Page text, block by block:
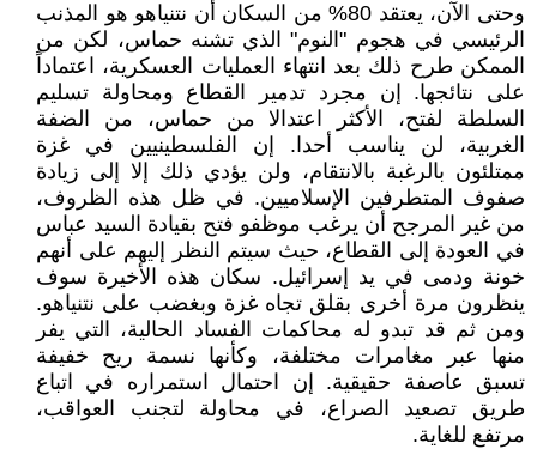
وحتى الآن، يعتقد 80% من السكان أن نتنياهو هو المذنب
الرئيسي في هجوم "النوم" الذي تشنه حماس، لكن من
الممكن طرح ذلك بعد انتهاء العمليات العسكرية، اعتماداً
على نتائجها. إن مجرد تدمير القطاع ومحاولة تسليم
السلطة لفتح، الأكثر اعتدالا من حماس، من الضفة
الغربية، لن يناسب أحدا. إن الفلسطينيين في غزة
ممتلئون بالرغبة بالانتقام، ولن يؤدي ذلك إلا إلى زيادة
صفوف المتطرفين الإسلاميين. في ظل هذه الظروف،
من غير المرجح أن يرغب موظفو فتح بقيادة السيد عباس
في العودة إلى القطاع، حيث سيتم النظر إليهم على أنهم
خونة ودمى في يد إسرائيل. سكان هذه الأخيرة سوف
ينظرون مرة أخرى بقلق تجاه غزة وبغضب على نتنياهو.
ومن ثم قد تبدو له محاكمات الفساد الحالية، التي يفر
منها عبر مغامرات مختلفة، وكأنها نسمة ريح خفيفة
تسبق عاصفة حقيقية. إن احتمال استمراره في اتباع
طريق تصعيد الصراع، في محاولة لتجنب العواقب،
مرتفع للغاية.